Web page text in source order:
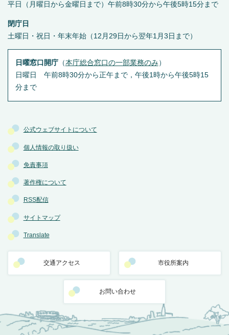
公式ウェブサイトについて
個人情報の取り扱い
免責事項
著作権について
RSS配信
サイトマップ
Translate
交通アクセス 市役所案内
お問い合わせ
平日（月曜日から金曜日まで）午前8時30分から午後5時15分まで
閉庁日
土曜日・祝日・年末年始（12月29日から翌年1月3日まで）
日曜窓口開庁（本庁総合窓口の一部業務のみ ）
日曜日 午前8時30分から正午まで，午後1時から午後5時15
分まで